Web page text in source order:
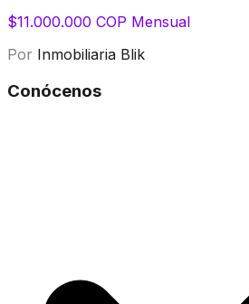
$11.000.000 COP Mensual
Por Inmobiliaria Blik
Conócenos